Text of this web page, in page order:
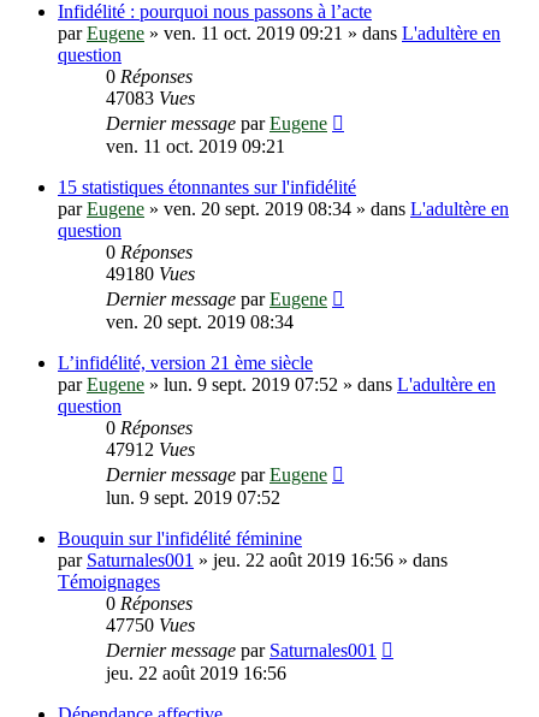
Infidélité : pourquoi nous passons à l’acte
parEugene » ven. 11 oct. 2019 09:21 » dans L'adultère en
question
0 Réponses
47083 Vues
Dernier message parEugene
ven. 11 oct. 2019 09:21
15 statistiques étonnantes sur l'infidélité
parEugene » ven. 20 sept. 2019 08:34 » dans L'adultère en
question
0 Réponses
49180 Vues
Dernier message parEugene
ven. 20 sept. 2019 08:34
L’infidélité, version 21 ème siècle
parEugene » lun. 9 sept. 2019 07:52 » dans L'adultère en
question
0 Réponses
47912 Vues
Dernier message parEugene
lun. 9 sept. 2019 07:52
Bouquin sur l'infidélité féminine
par Saturnales001 » jeu. 22 août 2019 16:56 » dans
Témoignages
0 Réponses
47750 Vues
Dernier message par Saturnales001
jeu. 22 août 2019 16:56